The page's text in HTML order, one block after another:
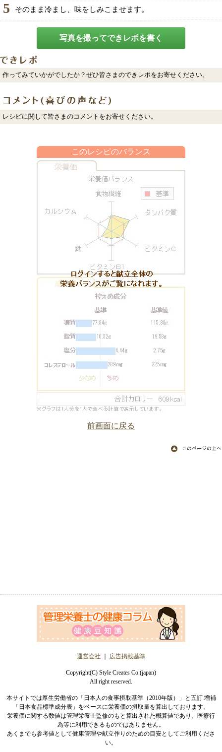
5 そのまま冷まし、味をしみこませます。
写真を撮ってできレポを書く
作ってみていかがでしたか？ぜひ皆さまのできレポをお寄せください。
レシピに関して皆さまのコメントをお寄せください。
このレシピのバランス
前画面に戻る
運営会社 広告掲載基準
Copyright(C) Style Creates Co.(japan)
All right reserved.
本サイトでは厚生労働省の「日本人の食事摂取基準（2010年版）」と五訂 増補
「日本食品標準成分表」をベースに栄養価の摂取量を算出しております。
栄養価に関する数値は管理栄養士監修のもと算出された概算値であり、医療行
為等に利用できるものではありません。
あくまでも参考値として健康管理や献立作りのための目安としてご利用くださ
い。